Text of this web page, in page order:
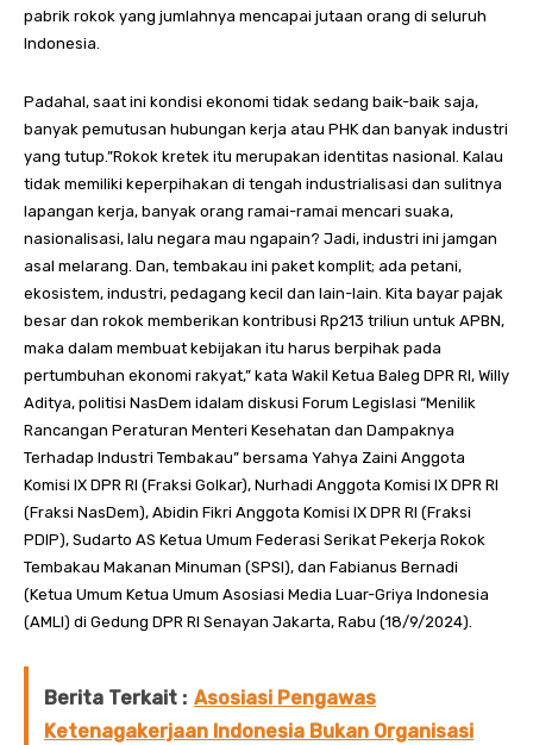
pabrik rokok yang jumlahnya mencapai jutaan orang di seluruh
Indonesia.
Padahal, saat ini kondisi ekonomi tidak sedang baik-baik saja,
banyak pemutusan hubungan kerja atau PHK dan banyak industri
yang tutup.”Rokok kretek itu merupakan identitas nasional. Kalau
tidak memiliki keperpihakan di tengah industrialisasi dan sulitnya
lapangan kerja, banyak orang ramai-ramai mencari suaka,
nasionalisasi, lalu negara mau ngapain? Jadi, industri ini jamgan
asal melarang. Dan, tembakau ini paket komplit; ada petani,
ekosistem, industri, pedagang kecil dan lain-lain. Kita bayar pajak
besar dan rokok memberikan kontribusi Rp213 triliun untuk APBN,
maka dalam membuat kebijakan itu harus berpihak pada
pertumbuhan ekonomi rakyat,” kata Wakil Ketua Baleg DPR RI, Willy
Aditya, politisi NasDem idalam diskusi Forum Legislasi “Menilik
Rancangan Peraturan Menteri Kesehatan dan Dampaknya
Terhadap Industri Tembakau” bersama Yahya Zaini Anggota
Komisi IX DPR RI (Fraksi Golkar), Nurhadi Anggota Komisi IX DPR RI
(Fraksi NasDem), Abidin Fikri Anggota Komisi IX DPR RI (Fraksi
PDIP), Sudarto AS Ketua Umum Federasi Serikat Pekerja Rokok
Tembakau Makanan Minuman (SPSI), dan Fabianus Bernadi
(Ketua Umum Ketua Umum Asosiasi Media Luar-Griya Indonesia
(AMLI) di Gedung DPR RI Senayan Jakarta, Rabu (18/9/2024).
Berita Terkait : Asosiasi Pengawas
Ketenagakerjaan Indonesia Bukan Organisasi